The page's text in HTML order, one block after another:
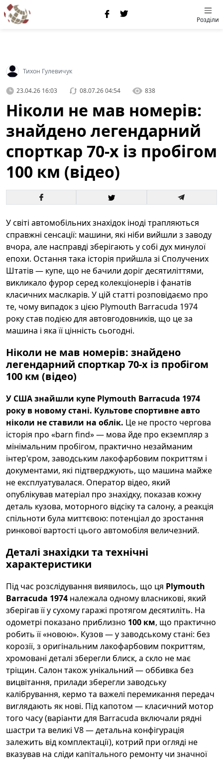
Розділи
Тихон Гулевичук
23.04.26 16:03 08.07.26 04:54 838
Ніколи не мав номерів:
знайдено легендарний
спорткар 70-х із пробігом
100 км (відео)
У світі автомобільних знахідок іноді трапляються
справжні сенсації: машини, які ніби вийшли з заводу
вчора, але насправді зберігають у собі дух минулої
епохи. Остання така історія прийшла зі Сполучених
Штатів — купе, що не бачили доріг десятиліттями,
викликало фурор серед колекціонерів і фанатів
класичних маслкарів. У цій статті розповідаємо про
те, чому випадок з цією Plymouth Barracuda 1974
року став подією для автовгодовників, що це за
машина і яка її цінність сьогодні.
Ніколи не мав номерів: знайдено
легендарний спорткар 70-х із пробігом
100 км (відео)
У США знайшли купе Plymouth Barracuda 1974
року в новому стані. Культове спортивне авто
ніколи не ставили на облік. Це не просто чергова
історія про «barn find» — мова йде про екземпляр з
мінімальним пробігом, практично незайманим
інтер'єром, заводським лакофарбовим покриттям і
документами, які підтверджують, що машина майже
не експлуатувалася. Оператор відео, який
опублікував матеріал про знахідку, показав кожну
деталь кузова, моторного відсіку та салону, а реакція
спільноти була миттєвою: потенціал до зростання
ринкової вартості цього автомобіля величезний.
Деталі знахідки та технічні
характеристики
Під час розслідування виявилось, що ця Plymouth
Barracuda 1974 належала одному власникові, який
зберігав її у сухому гаражі протягом десятиліть. На
одометрі показано приблизно 100 км, що практично
робить її «новою». Кузов — у заводському стані: без
корозії, з оригінальним лакофарбовим покриттям,
хромовані деталі зберегли блиск, а скло не має
тріщин. Салон також унікальний — оббивка без
вицвітання, прилади зберегли заводську
калібрування, кермо та важелі перемикання передач
виглядають як нові. Під капотом — класичний мотор
того часу (варіанти для Barracuda включали рядні
шастри та великі V8 — детальна конфігурація
залежить від комплектації), котрий при огляді не
вказував на сліди капітального ремонту чи значної